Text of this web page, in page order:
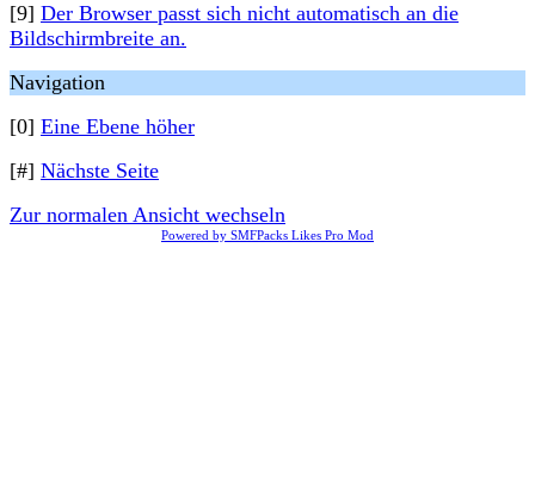
[9] Der Browser passt sich nicht automatisch an die
Bildschirmbreite an.
Navigation
[0] Eine Ebene höher
[#] Nächste Seite
Zur normalen Ansicht wechseln
Powered by SMFPacks Likes Pro Mod